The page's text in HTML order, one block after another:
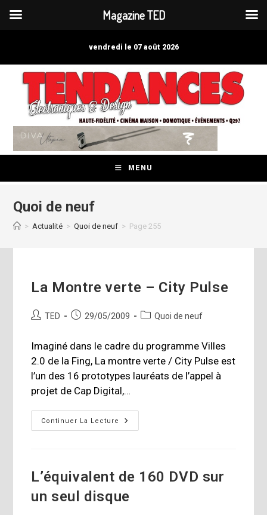
vendredi le 07 août 2026
MENU
Quoi de neuf
> Actualité > Quoi de neuf > Page 255
La Montre verte – City Pulse
Auteur/autrice
publication :
TED
Publication
29/05/2009
PostQuoi de neuf
Imaginé dans le cadre du programme Villes
2.0 de la Fing, La montre verte / City Pulse est
l’un des 16 prototypes lauréats de l’appel à
projet de Cap Digital,…
Continuer La Lecture
La
Montre
L’équivalent de 160 DVD sur
un seul disque
Magazine TED